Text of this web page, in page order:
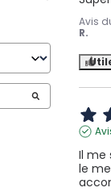
Avis
R.
Il me
le